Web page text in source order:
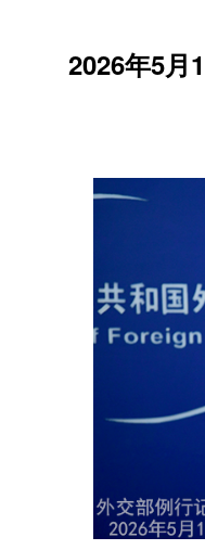
2026年5月